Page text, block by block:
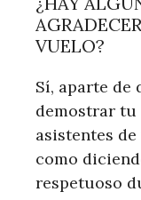
VUELO?
Sí, aparte de
demostrar tu
asistentes
como
respetuoso